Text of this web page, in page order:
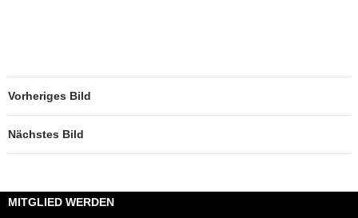
Vorheriges Bild
Nächstes Bild
MITGLIED WERDEN